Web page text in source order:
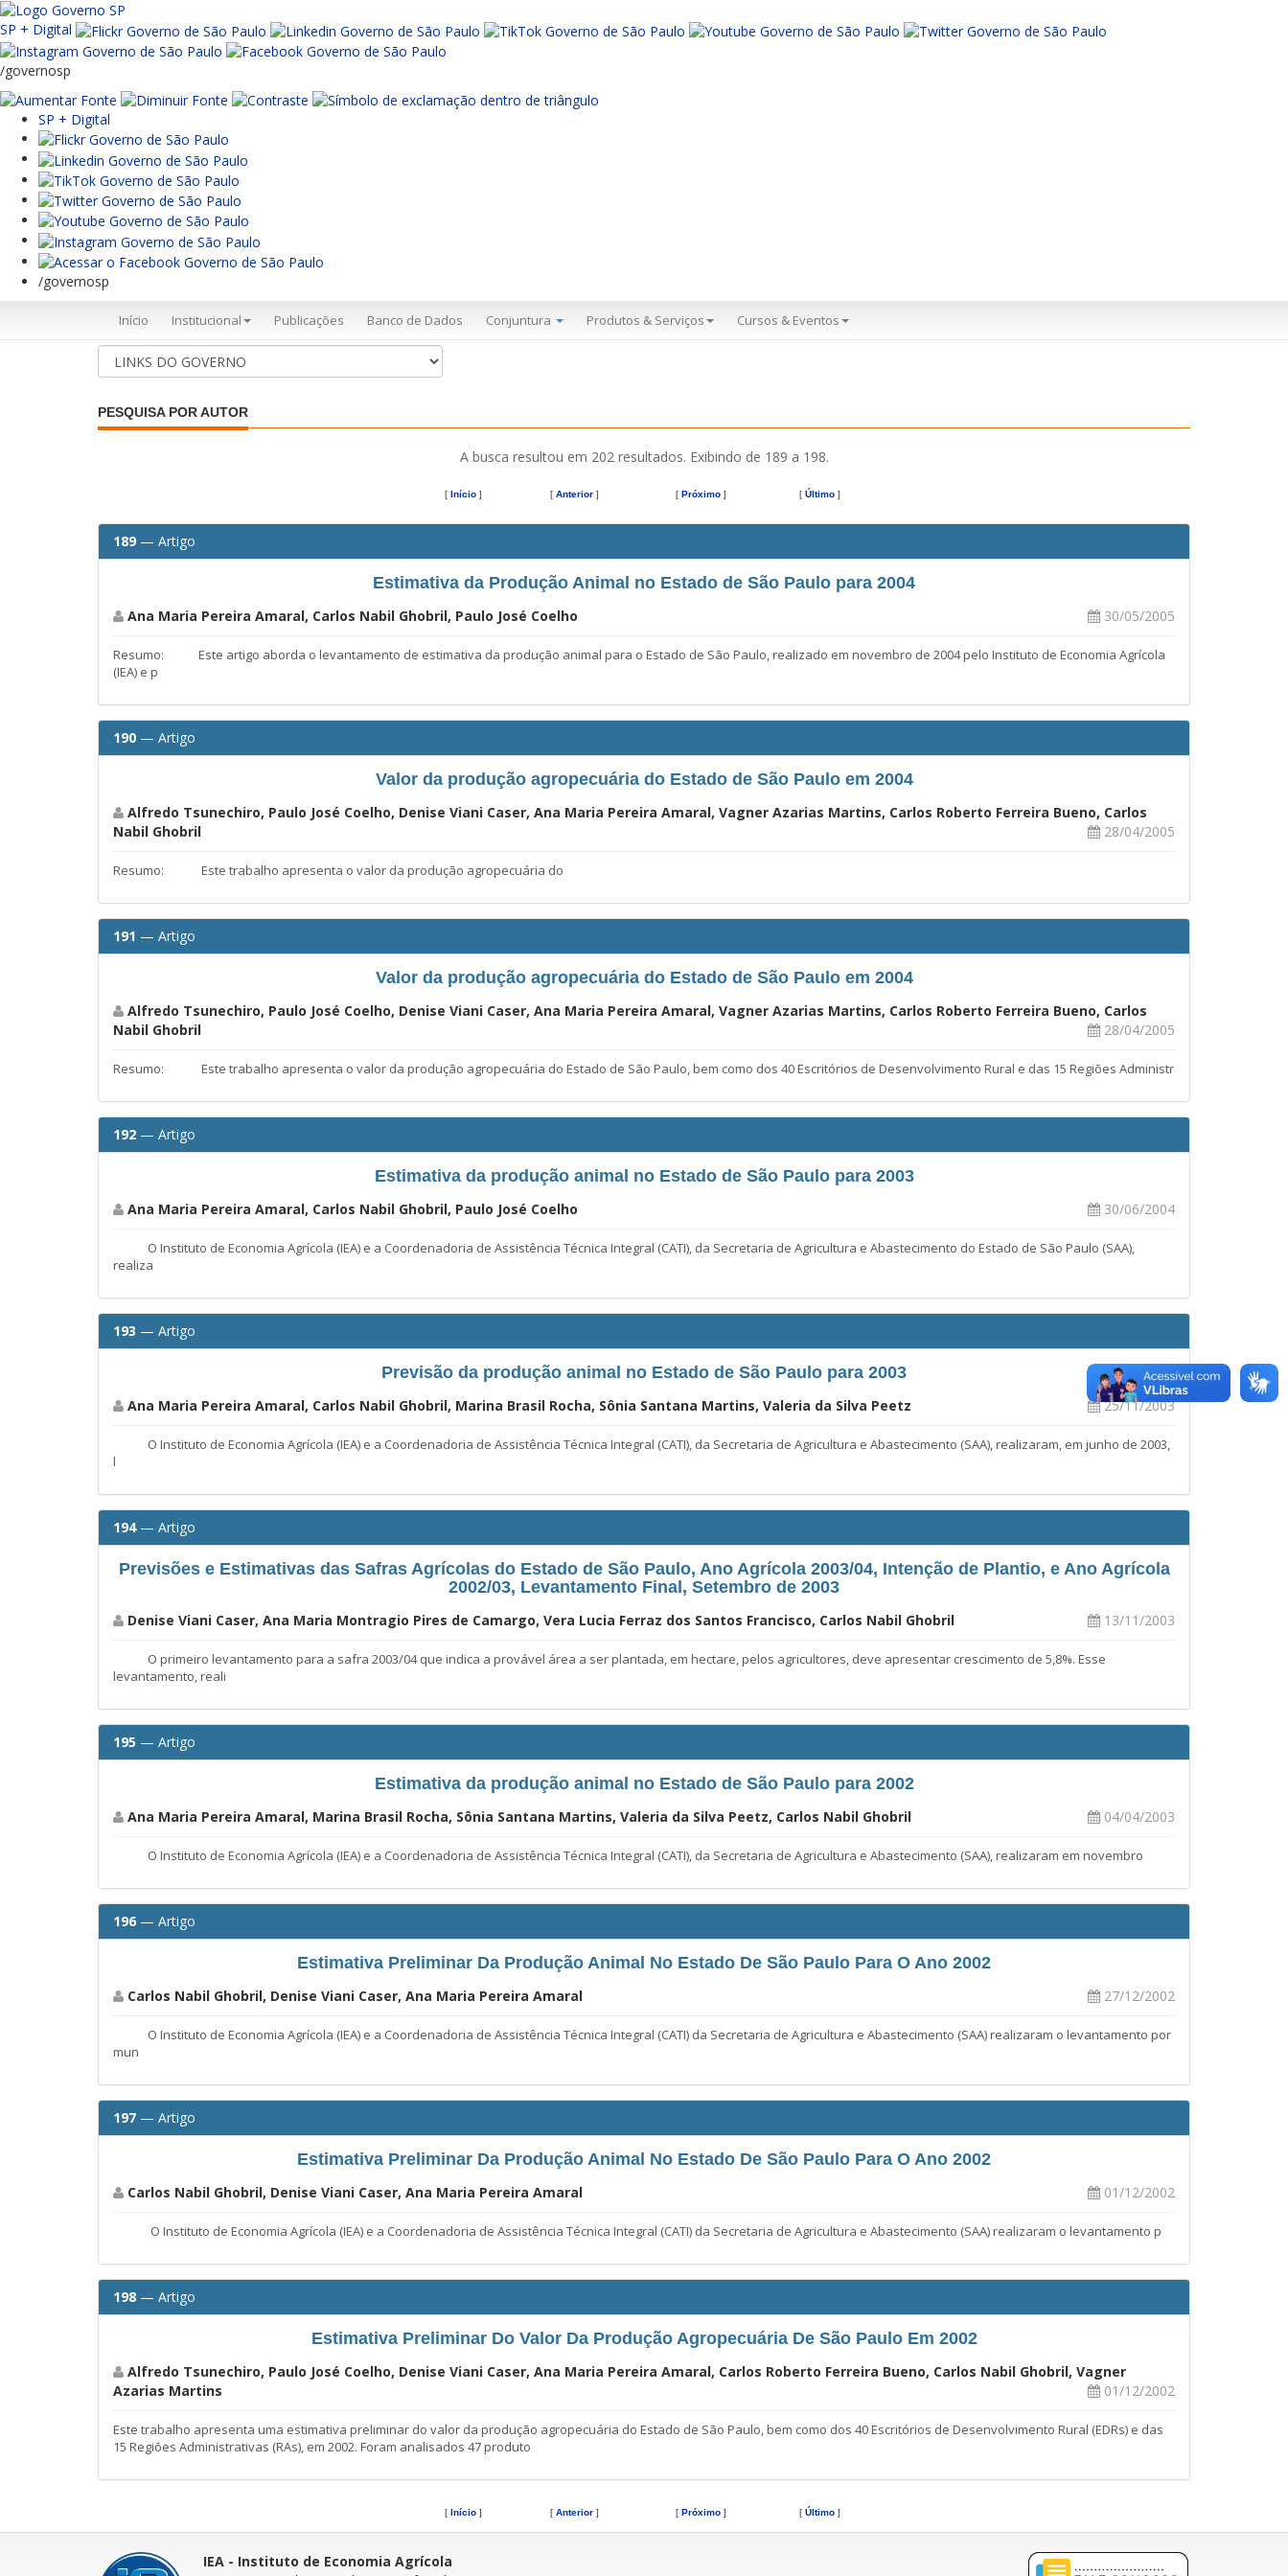
SP + Digital
/governosp
SP + Digital
/governosp
Início Institucional Publicações Banco de Dados Conjuntura Produtos & Serviços Cursos & Eventos
PESQUISA POR AUTOR
A busca resultou em 202 resultados. Exibindo de 189 a 198.
[ Início ] [ Anterior] [ Próximo ] [ Último]
189 — Artigo
Estimativa da Produção Animal no Estado de São Paulo para 2004
Ana Maria Pereira Amaral, Carlos Nabil Ghobril, Paulo José Coelho 30/05/2005
Resumo: Este artigo aborda o levantamento de estimativa da produção animal para o Estado de São Paulo, realizado em novembro de 2004 pelo Instituto de Economia Agrícola
(IEA) e p
190 — Artigo
Valor da produção agropecuária do Estado de São Paulo em 2004
Alfredo Tsunechiro, Paulo José Coelho, Denise Viani Caser, Ana Maria Pereira Amaral, Vagner Azarias Martins, Carlos Roberto Ferreira Bueno, Carlos
Nabil Ghobril
28/04/2005
Resumo: Este trabalho apresenta o valor da produção agropecuária do
191 — Artigo
Valor da produção agropecuária do Estado de São Paulo em 2004
Alfredo Tsunechiro, Paulo José Coelho, Denise Viani Caser, Ana Maria Pereira Amaral, Vagner Azarias Martins, Carlos Roberto Ferreira Bueno, Carlos
Nabil Ghobril
28/04/2005
Resumo: Este trabalho apresenta o valor da produção agropecuária do Estado de São Paulo, bem como dos 40 Escritórios de Desenvolvimento Rural e das 15 Regiões Administr
192 — Artigo
Estimativa da produção animal no Estado de São Paulo para 2003
Ana Maria Pereira Amaral, Carlos Nabil Ghobril, Paulo José Coelho 30/06/2004
O Instituto de Economia Agrícola (IEA) e a Coordenadoria de Assistência Técnica Integral (CATI), da Secretaria de Agricultura e Abastecimento do Estado de São Paulo (SAA),
realiza
193 — Artigo
Previsão da produção animal no Estado de São Paulo para 2003
Ana Maria Pereira Amaral, Carlos Nabil Ghobril, Marina Brasil Rocha, Sônia Santana Martins, Valeria da Silva Peetz 25/11/2003
O Instituto de Economia Agrícola (IEA) e a Coordenadoria de Assistência Técnica Integral (CATI), da Secretaria de Agricultura e Abastecimento (SAA), realizaram, em junho de 2003,
l
194— Artigo
Previsões e Estimativas das Safras Agrícolas do Estado de São Paulo, Ano Agrícola 2003/04, Intenção de Plantio, e Ano Agrícola
2002/03, Levantamento Final, Setembro de 2003
Denise Viani Caser, Ana Maria Montragio Pires de Camargo, Vera Lucia Ferraz dos Santos Francisco, Carlos Nabil Ghobril 13/11/2003
O primeiro levantamento para a safra 2003/04 que indica a provável área a ser plantada, em hectare, pelos agricultores, deve apresentar crescimento de 5,8%. Esse
levantamento, reali
195 — Artigo
Estimativa da produção animal no Estado de São Paulo para 2002
Ana Maria Pereira Amaral, Marina Brasil Rocha, Sônia Santana Martins, Valeria da Silva Peetz, Carlos Nabil Ghobril 04/04/2003
O Instituto de Economia Agrícola (IEA) e a Coordenadoria de Assistência Técnica Integral (CATI), da Secretaria de Agricultura e Abastecimento (SAA), realizaram em novembro
196 — Artigo
Estimativa Preliminar Da Produção Animal No Estado De São Paulo Para O Ano 2002
Carlos Nabil Ghobril, Denise Viani Caser, Ana Maria Pereira Amaral 27/12/2002
O Instituto de Economia Agrícola (IEA) e a Coordenadoria de Assistência Técnica Integral (CATI) da Secretaria de Agricultura e Abastecimento (SAA) realizaram o levantamento por
mun
197 — Artigo
Estimativa Preliminar Da Produção Animal No Estado De São Paulo Para O Ano 2002
Carlos Nabil Ghobril, Denise Viani Caser, Ana Maria Pereira Amaral 01/12/2002
O Instituto de Economia Agrícola (IEA) e a Coordenadoria de Assistência Técnica Integral (CATI) da Secretaria de Agricultura e Abastecimento (SAA) realizaram o levantamento p
198 — Artigo
Estimativa Preliminar Do Valor Da Produção Agropecuária De São Paulo Em 2002
Alfredo Tsunechiro, Paulo José Coelho, Denise Viani Caser, Ana Maria Pereira Amaral, Carlos Roberto Ferreira Bueno, Carlos Nabil Ghobril, Vagner
Azarias Martins
01/12/2002
Este trabalho apresenta uma estimativa preliminar do valor da produção agropecuária do Estado de São Paulo, bem como dos 40 Escritórios de Desenvolvimento Rural (EDRs) e das
15 Regiões Administrativas (RAs), em 2002. Foram analisados 47 produto
[ Início ] [ Anterior] [ Próximo ] [ Último]
IEA - Instituto de Economia Agrícola